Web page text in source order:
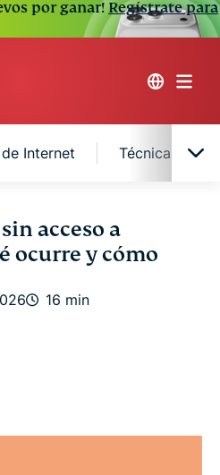
por ganar!Regístrate para
Internet Técnicas
"conectado pero sin
de conectividad
del servicio de los
de Internet
resolución de problemas
acceso a
ocurre y cómo
16 min